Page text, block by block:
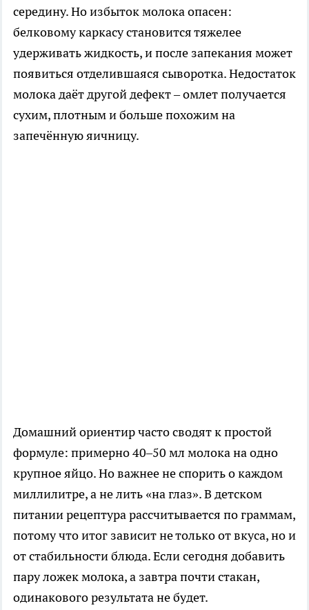
середину. Но избыток молока опасен:
белковому каркасу становится тяжелее
удерживать жидкость, и после запекания может
появиться отделившаяся сыворотка. Недостаток
молока даёт другой дефект – омлет получается
сухим, плотным и больше похожим на
запечённую яичницу.
Домашний ориентир часто сводят к простой
формуле: примерно 40–50 мл молока на одно
крупное яйцо. Но важнее не спорить о каждом
миллилитре, а не лить «на глаз». В детском
питании рецептура рассчитывается по граммам,
потому что итог зависит не только от вкуса, но и
от стабильности блюда. Если сегодня добавить
пару ложек молока, а завтра почти стакан,
одинакового результата не будет.